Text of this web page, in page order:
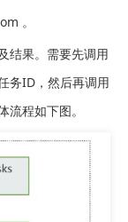
。
结果。需要先调用
务ID，然后再调用
程如下图。